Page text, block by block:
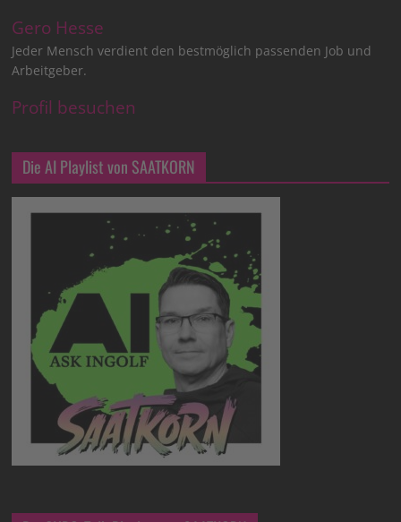
Gero Hesse
Jeder Mensch verdient den bestmöglich passenden Job und
Arbeitgeber.
Profil besuchen
Die AI Playlist von SAATKORN